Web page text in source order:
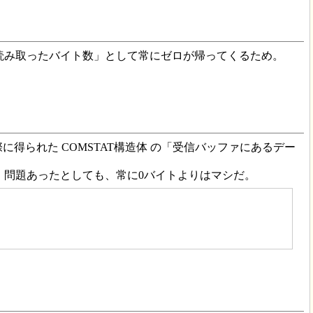
取ったバイト数」として常にゼロが帰ってくるため。
得られた COMSTAT構造体 の「受信バッファにあるデー
あったとしても、常に0バイトよりはマシだ。